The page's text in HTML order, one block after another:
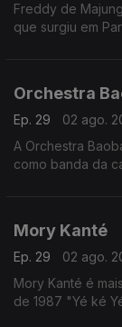
Freddy de
que surgiu em
Orchestra
Ep. 29
02 ago.
A Orchestra
como banda da
Mory Kanté
Ep. 29
02 ago.
Mory Kanté é
de 1987 "Yé ké